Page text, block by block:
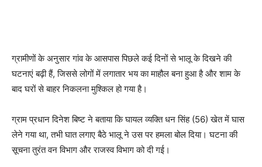
ग्रामीणों के अनुसार गांव के आसपास पिछले कई दिनों से भालू के दिखने की
घटनाएं बढ़ी हैं, जिससे लोगों में लगातार भय का माहौल बना हुआ है और शाम के
बाद घरों से बाहर निकलना मुश्किल हो गया है।
ग्राम प्रधान दिनेश बिष्ट ने बताया कि घायल व्यक्ति धन सिंह (56) खेत में घास
लेने गया था, तभी घात लगाए बैठे भालू ने उस पर हमला बोल दिया। घटना की
सूचना तुरंत वन विभाग और राजस्व विभाग को दी गई।